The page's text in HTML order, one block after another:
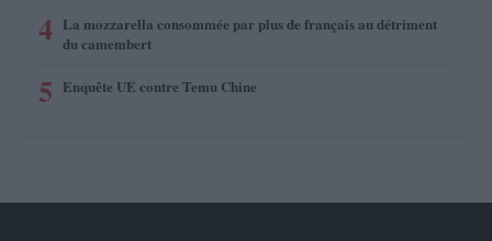
4 La mozzarella consommée par plus de français au détriment
du camembert
5 Enquête UE contre Temu Chine